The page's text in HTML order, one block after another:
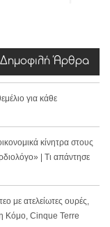
Δημοφιλή Άρθρα
για κάθε
κίνητρα στους
| Τι απάντησε
με ατελείωτες ουρές,
Κόμο, Cinque Terre